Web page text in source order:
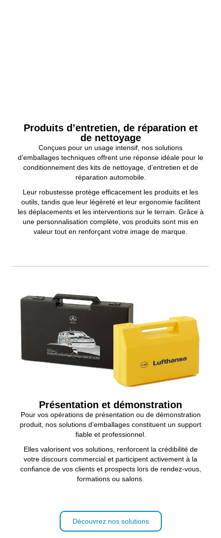
Produits d’entretien, de réparation et
de nettoyage
Conçues pour un usage intensif, nos solutions
d’emballages techniques offrent une réponse idéale pour le
conditionnement des kits de nettoyage, d’entretien et de
réparation automobile.
Leur robustesse protège efficacement les produits et les
outils, tandis que leur légèreté et leur ergonomie facilitent
les déplacements et les interventions sur le terrain. Grâce à
une personnalisation complète, vos produits sont mis en
valeur tout en renforçant votre image de marque.
Présentation et démonstration
Pour vos opérations de présentation ou de démonstration
produit, nos solutions d’emballages constituent un support
fiable et professionnel.
Elles valorisent vos solutions, renforcent la crédibilité de
votre discours commercial et participent activement à la
confiance de vos clients et prospects lors de rendez-vous,
formations ou salons.
Découvrez nos solutions